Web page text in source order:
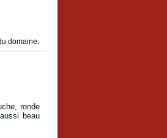
domaine.
ronde
beau